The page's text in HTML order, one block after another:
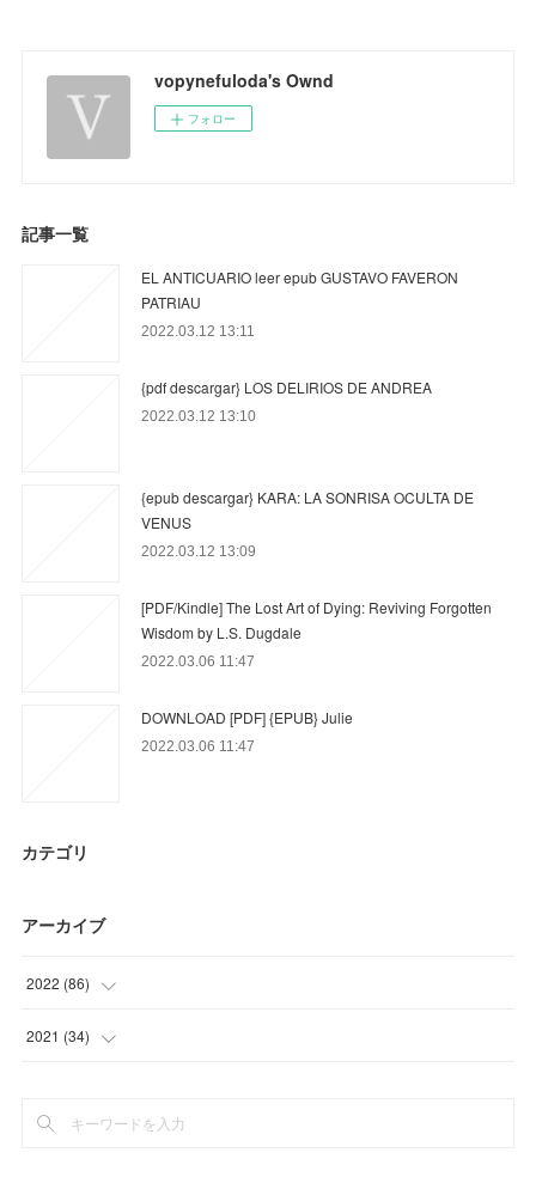
vopynefuloda's Ownd
フォロー
記事一覧
EL ANTICUARIO leer epub GUSTAVO FAVERON
PATRIAU
2022.03.12 13:11
{pdf descargar} LOS DELIRIOS DE ANDREA
2022.03.12 13:10
{epub descargar} KARA: LA SONRISA OCULTA DE
VENUS
2022.03.12 13:09
[PDF/Kindle] The Lost Art of Dying: Reviving Forgotten
Wisdom by L.S. Dugdale
2022.03.06 11:47
DOWNLOAD [PDF] {EPUB} Julie
2022.03.06 11:47
カテゴリ
アーカイブ
2022 (86)
(17 )
(
2021 (34)